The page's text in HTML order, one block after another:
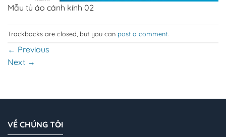
Mẫu tủ áo cánh kính 02
Trackbacks are closed, but you can post a comment.
← Previous
Next →
VỀ CHÚNG TÔI